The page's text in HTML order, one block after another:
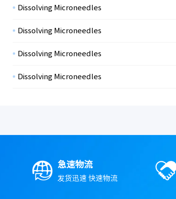
Dissolving Microneedles
Dissolving Microneedles
Dissolving Microneedles
Dissolving Microneedles
急速物流
发货迅速 快速物流